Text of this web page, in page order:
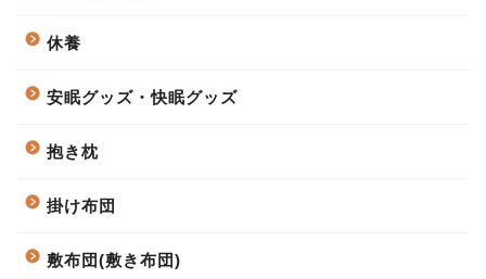
休養
安眠グッズ・快眠グッズ
抱き枕
掛け布団
敷布団(敷き布団)